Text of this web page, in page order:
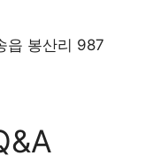
읍 봉산리 987